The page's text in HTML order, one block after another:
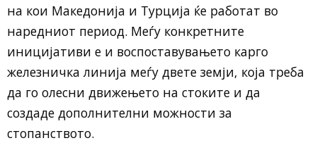
на кои Македонија и Турција ќе работат во
наредниот период. Меѓу конкретните
иницијативи е и воспоставувањето карго
железничка линија меѓу двете земји, која треба
да го олесни движењето на стоките и да
создаде дополнителни можности за
стопанството.